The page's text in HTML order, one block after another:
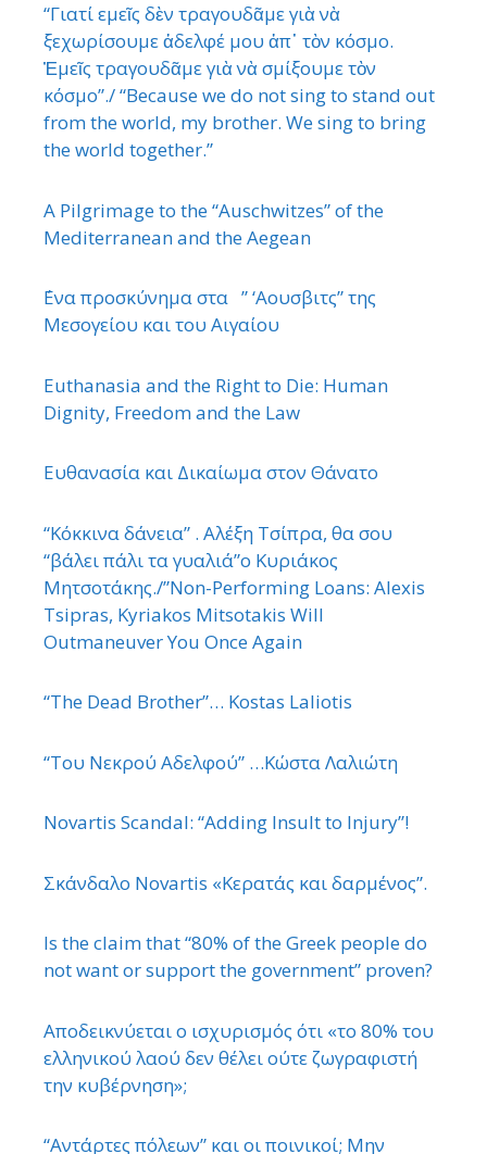
“Γιατί εμεῖς δὲν τραγουδᾶμε γιὰ νὰ
ξεχωρίσουμε ἀδελφέ μου ἀπ᾿ τὸν κόσμο.
Ἐμεῖς τραγουδᾶμε γιὰ νὰ σμίξουμε τὸν
κόσμο”./ “Because we do not sing to stand out
from the world, my brother. We sing to bring
the world together.”
A Pilgrimage to the “Auschwitzes” of the
Mediterranean and the Aegean
΄Ενα προσκύνημα στα ” ‘Αουσβιτς” της
Μεσογείου και του Αιγαίου
Euthanasia and the Right to Die: Human
Dignity, Freedom and the Law
Ευθανασία και Δικαίωμα στον Θάνατο
“Κόκκινα δάνεια” . Αλέξη Τσίπρα, θα σου
“βάλει πάλι τα γυαλιά”ο Κυριάκος
Μητσοτάκης./”Non-Performing Loans: Alexis
Tsipras, Kyriakos Mitsotakis Will
Outmaneuver You Once Again
“The Dead Brother”… Kostas Laliotis
“Του Νεκρού Αδελφού” …Κώστα Λαλιώτη
Novartis Scandal: “Adding Insult to Injury”!
Σκάνδαλο Novartis «Κερατάς και δαρμένος”.
Is the claim that “80% of the Greek people do
not want or support the government” proven?
Αποδεικνύεται ο ισχυρισμός ότι «το 80% του
ελληνικού λαού δεν θέλει ούτε ζωγραφιστή
την κυβέρνηση»;
“Αντάρτες πόλεων” και οι ποινικοί; Μην